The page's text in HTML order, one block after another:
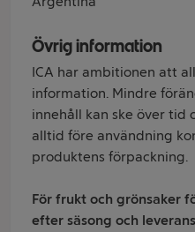
Övrig information
ICA har ambitionen att
information. Mindre
innehåll kan ske över tid
alltid före användning
produktens förpackning.
För frukt och grönsaker
efter säsong och